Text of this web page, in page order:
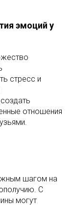
эмоций у
стресс и
отношения
шагом на
С
могут